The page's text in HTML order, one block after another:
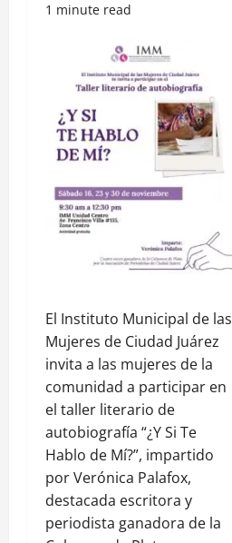
1 minute read
El Instituto Municipal de las
Mujeres de Ciudad Juárez
invita a las mujeres de la
comunidad a participar en
el taller literario de
autobiografía “¿Y Si Te
Hablo de Mí?”, impartido
por Verónica Palafox,
destacada escritora y
periodista ganadora de la